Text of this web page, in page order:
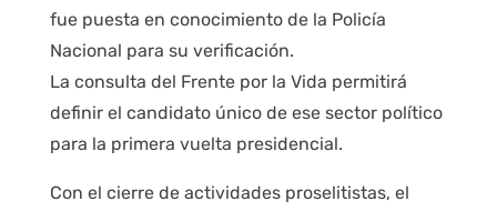
fue puesta en conocimiento de la Policía
Nacional para su verificación.
La consulta del Frente por la Vida permitirá
definir el candidato único de ese sector político
para la primera vuelta presidencial.
Con el cierre de actividades proselitistas, el